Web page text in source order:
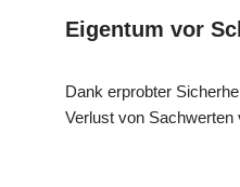
Eigentum vor
Dank erprobter
Verlust von Sachwerten